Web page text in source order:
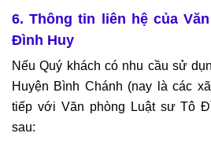
6. Thông tin liên hệ của
Đình Huy
Nếu Quý khách có nhu cầu sử
Huyện Bình Chánh (nay là các
tiếp với Văn phòng Luật sư Tô
sau: